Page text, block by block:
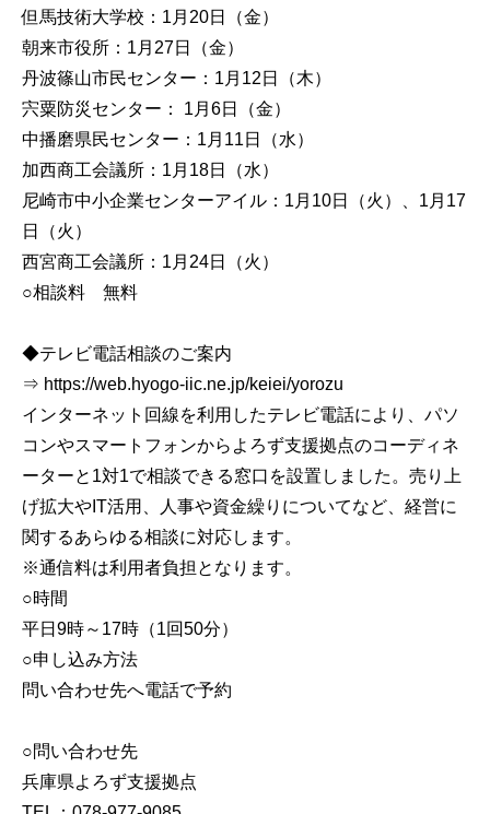
但馬技術大学校：1月20日（金）
朝来市役所：1月27日（金）
丹波篠山市民センター：1月12日（木）
宍粟防災センター： 1月6日（金）
中播磨県民センター：1月11日（水）
加西商工会議所：1月18日（水）
尼崎市中小企業センターアイル：1月10日（火）、1月17
日（火）
西宮商工会議所：1月24日（火）
○相談料 無料
◆テレビ電話相談のご案内
⇒ https://web.hyogo-iic.ne.jp/keiei/yorozu
インターネット回線を利用したテレビ電話により、パソ
コンやスマートフォンからよろず支援拠点のコーディネ
ーターと1対1で相談できる窓口を設置しました。売り上
げ拡大やIT活用、人事や資金繰りについてなど、経営に
関するあらゆる相談に対応します。
※通信料は利用者負担となります。
○時間
平日9時～17時（1回50分）
○申し込み方法
問い合わせ先へ電話で予約
○問い合わせ先
兵庫県よろず支援拠点